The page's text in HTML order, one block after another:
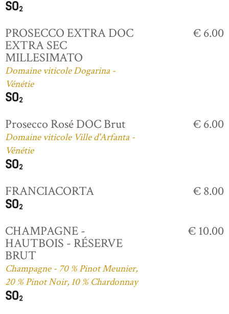
PROSECCO EXTRA DOC
EXTRA SEC
MILLESIMATO
Domaine viticole Dogarina -
Vénétie
€ 6.00
Prosecco Rosé DOC Brut
Domaine viticole Ville d'Arfanta -
Vénétie
€ 6.00
FRANCIACORTA € 8.00
CHAMPAGNE -
HAUTBOIS - RÉSERVE
BRUT
Champagne - 70 % Pinot Meunier,
20 % Pinot Noir, 10 % Chardonnay
€ 10.00